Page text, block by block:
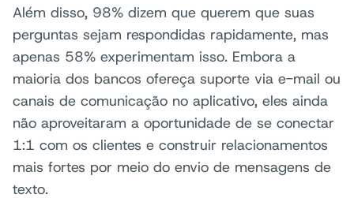
Além disso, 98% dizem que querem que suas
perguntas sejam respondidas rapidamente, mas
apenas 58% experimentam isso. Embora a
maioria dos bancos ofereça suporte via e-mail ou
canais de comunicação no aplicativo, eles ainda
não aproveitaram a oportunidade de se conectar
1:1 com os clientes e construir relacionamentos
mais fortes por meio do envio de mensagens de
texto.